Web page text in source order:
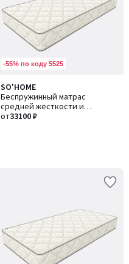
-55% по коду 5525
SO'HOME
Беспружинный матрас
средней жёсткости и
анатомичности
от33100 ₽